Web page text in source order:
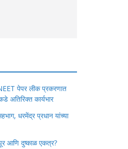
NEET पेपर लीक प्रकरणात
अतिरिक्त कार्यभार
धरमेंद्र प्रधान यांच्या
आणि दुष्काळ एकत्र?